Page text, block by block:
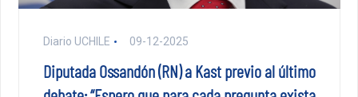
Diario UCHILE 09-12-2025
Diputada Ossandón (RN) a Kast previo al último